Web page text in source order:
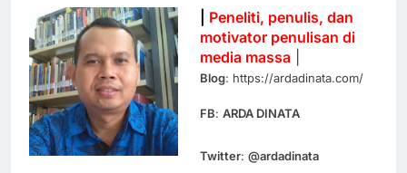
Peneliti, penulis, dan
motivator penulisan di
media massa
Blog: https://ardadinata.com/
FB: ARDA DINATA
Twitter: @ardadinata